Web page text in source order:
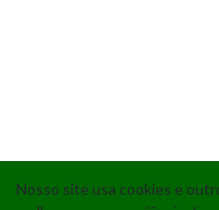
Nosso site usa cookies e